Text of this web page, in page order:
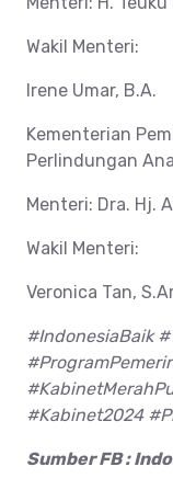
Wakil Menteri:
Irene Umar, B.A.
Kementerian
Perlindungan
Menteri: Dra. Hj.
Wakil Menteri:
Veronica Tan,
#IndonesiaBaik
#Kabinet2024
Sumber FB :